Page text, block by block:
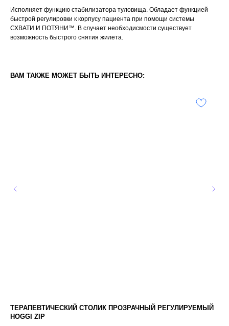
Исполняет функцию стабилизатора туловища. Обладает функцией
быстрой регулировки к корпусу пациента при помощи системы
СХВАТИ И ПОТЯНИ™. В случает необходисмости существует
возможность быстрого снятия жилета.
ВАМ ТАКЖЕ МОЖЕТ БЫТЬ ИНТЕРЕСНО:
ТЕРАПЕВТИЧЕСКИЙ СТОЛИК ПРОЗРАЧНЫЙ РЕГУЛИРУЕМЫЙ
HOGGI ZIP